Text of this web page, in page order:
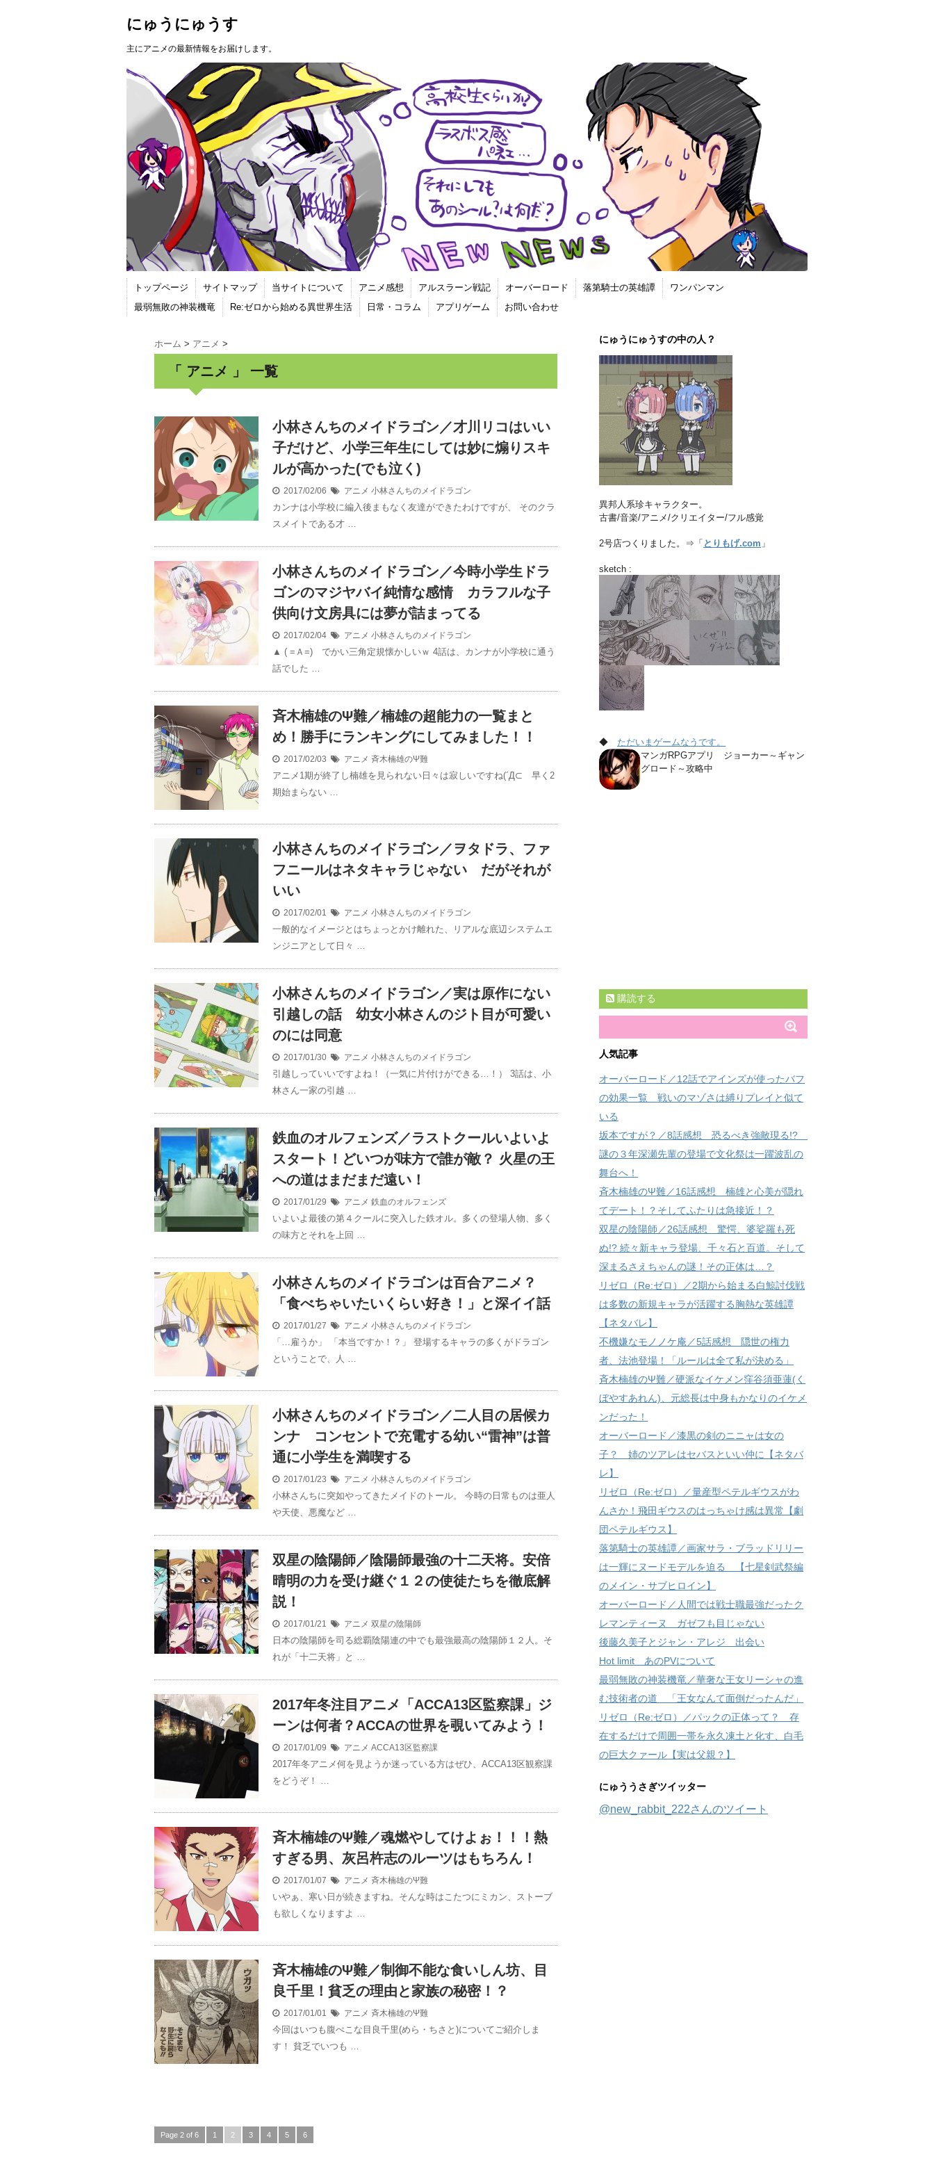
にゅうにゅうす
主にアニメの最新情報をお届けします。
トップページ サイトマップ 当サイトについて アニメ感想 アルスラーン戦記 オーバーロード 落第騎士の英雄譚
ワンパンマン
最弱無敗の神装機竜
Re:ゼロから始める異世界生活 日常・コラム アプリゲーム お問い合わせ
ホーム > アニメ >
「 アニメ 」 一覧
小林さんちのメイドラゴン／才川リコはいい
子だけど、小学三年生にしては妙に煽りスキ
ルが高かった(でも泣く)
2017/02/06 アニメ 小林さんちのメイドラゴン
カンナは小学校に編入後まもなく友達ができたわけですが、 そのクラ
スメイトである才 …
小林さんちのメイドラゴン／今時小学生ドラ
ゴンのマジヤバイ純情な感情 カラフルな子
供向け文房具には夢が詰まってる
2017/02/04 アニメ 小林さんちのメイドラゴン
▲ ( =Ａ=) でかい三角定規懐かしいｗ 4話は、カンナが小学校に通う
話でした …
斉木楠雄のΨ難／楠雄の超能力の一覧まと
め！勝手にランキングにしてみました！！
2017/02/03 アニメ 斉木楠雄のΨ難
アニメ1期が終了し楠雄を見られない日々は寂しいですね(´Д⊂ 早く2
期始まらない …
小林さんちのメイドラゴン／ヲタドラ、ファ
フニールはネタキャラじゃない だがそれが
いい
2017/02/01 アニメ 小林さんちのメイドラゴン
一般的なイメージとはちょっとかけ離れた、リアルな底辺システムエ
ンジニアとして日々 …
小林さんちのメイドラゴン／実は原作にない
引越しの話 幼女小林さんのジト目が可愛い
のには同意
2017/01/30 アニメ 小林さんちのメイドラゴン
引越しっていいですよね！（一気に片付けができる…！） 3話は、小
林さん一家の引越 …
鉄血のオルフェンズ／ラストクールいよいよ
スタート！どいつが味方で誰が敵？ 火星の王
への道はまだまだ遠い！
2017/01/29 アニメ 鉄血のオルフェンズ
いよいよ最後の第４クールに突入した鉄オル。多くの登場人物、多く
の味方とそれを上回 …
小林さんちのメイドラゴンは百合アニメ？
「食べちゃいたいくらい好き！」と深イイ話
2017/01/27 アニメ 小林さんちのメイドラゴン
「…雇うか」 「本当ですか！？」 登場するキャラの多くがドラゴン
ということで、人 …
小林さんちのメイドラゴン／二人目の居候カ
ンナ コンセントで充電する幼い“雷神”は普
通に小学生を満喫する
2017/01/23 アニメ 小林さんちのメイドラゴン
小林さんちに突如やってきたメイドのトール。 今時の日常ものは亜人
や天使、悪魔など …
双星の陰陽師／陰陽師最強の十二天将。安倍
晴明の力を受け継ぐ１２の使徒たちを徹底解
説！
2017/01/21 アニメ 双星の陰陽師
日本の陰陽師を司る総覇陰陽連の中でも最強最高の陰陽師１２人。そ
れが「十二天将」と …
2017年冬注目アニメ「ACCA13区監察課」ジ
ーンは何者？ACCAの世界を覗いてみよう！
2017/01/09 アニメ ACCA13区監察課
2017年冬アニメ何を見ようか迷っている方はぜひ、ACCA13区観察課
をどうぞ！ …
斉木楠雄のΨ難／魂燃やしてけよぉ！！！熱
すぎる男、灰呂杵志のルーツはもちろん！
2017/01/07 アニメ 斉木楠雄のΨ難
いやぁ、寒い日が続きますね。そんな時はこたつにミカン、ストーブ
も欲しくなりますよ …
斉木楠雄のΨ難／制御不能な食いしん坊、目
良千里！貧乏の理由と家族の秘密！？
2017/01/01 アニメ 斉木楠雄のΨ難
今回はいつも腹ぺこな目良千里(めら・ちさと)についてご紹介しま
す！ 貧乏でいつも …
Page 2 of 6 1 2 3 4 5 6
にゅうにゅうすの中の人？
異邦人系珍キャラクター。
古書/音楽/アニメ/クリエイター/フル感覚
2号店つくりました。⇒「 とりもげ.com 」
sketch :
◆ ただいまゲームなうです。
マンガRPGアプリ ジョーカー～ギャン
グロード～攻略中
購読する
人気記事
オーバーロード／12話でアインズが使ったバフ
の効果一覧 戦いのマゾさは縛りプレイと似て
いる
坂本ですが？／8話感想 恐るべき強敵現る!?
謎の３年深瀬先輩の登場で文化祭は一躍波乱の
舞台へ！
斉木楠雄のΨ難／16話感想 楠雄と心美が隠れ
てデート！？そしてふたりは急接近！？
双星の陰陽師／26話感想 驚愕、婆娑羅も死
ぬ!? 続々新キャラ登場、千々石と百道。そして
深まるさえちゃんの謎！その正体は…？
リゼロ（Re:ゼロ）／2期から始まる白鯨討伐戦
は多数の新規キャラが活躍する胸熱な英雄譚
【ネタバレ】
不機嫌なモノノケ庵／5話感想 隠世の権力
者、法池登場！「ルールは全て私が決める」
斉木楠雄のΨ難／硬派なイケメン窪谷須亜蓮(く
ぼやすあれん)、元総長は中身もかなりのイケメ
ンだった！
オーバーロード／漆黒の剣のニニャは女の
子？ 姉のツアレはセバスといい仲に【ネタバ
レ】
リゼロ（Re:ゼロ）／量産型ペテルギウスがわ
んさか！飛田ギウスのはっちゃけ感は異常【劇
団ペテルギウス】
落第騎士の英雄譚／画家サラ・ブラッドリリー
は一輝にヌードモデルを迫る 【七星剣武祭編
のメイン・サブヒロイン】
オーバーロード／人間では戦士職最強だったク
レマンティーヌ ガゼフも目じゃない
後藤久美子とジャン・アレジ 出会い
Hot limit あのPVについて
最弱無敗の神装機竜／華奢な王女リーシャの進
む技術者の道 「王女なんて面倒だったんだ」
リゼロ（Re:ゼロ）／パックの正体って？ 存
在するだけで周囲一帯を永久凍土と化す、白毛
の巨大クァール【実は父親？】
にゅううさぎツイッター
@new_rabbit_222さんのツイート